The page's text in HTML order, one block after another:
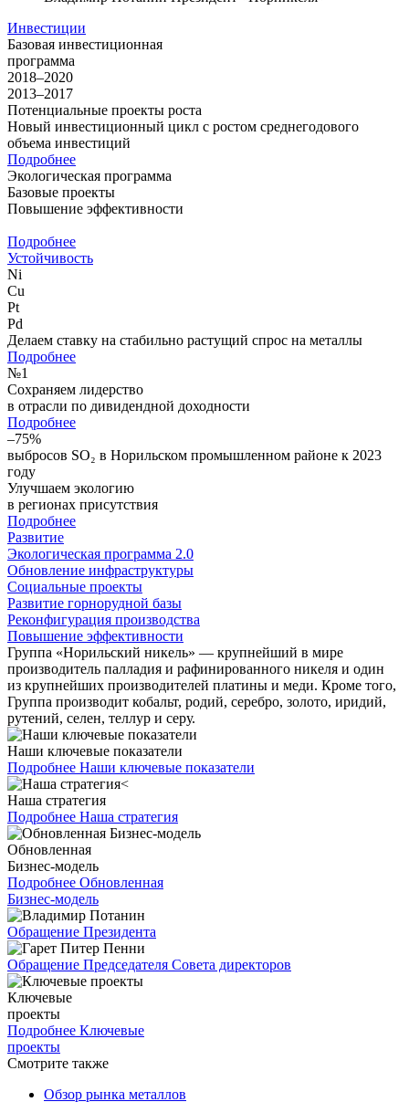
Инвестиции
Базовая инвестиционная
программа
2018–2020
2013–2017
Потенциальные проекты роста
Новый инвестиционный цикл с ростом среднегодового
объема инвестиций
Подробнее
Экологическая программа
Базовые проекты
Повышение эффективности
Подробнее
Устойчивость
Ni
Cu
Pt
Pd
Делаем ставку на стабильно растущий спрос на металлы
Подробнее
№1
Сохраняем лидерство
в отрасли по дивидендной доходности
Подробнее
–75%
выбросов SO₂ в Норильском промышленном районе к 2023
году
Улучшаем экологию
в регионах присутствия
Подробнее
Развитие
Экологическая программа 2.0
Обновление инфраструктуры
Социальные проекты
Развитие горнорудной базы
Реконфигурация производства
Повышение эффективности
Группа «Норильский никель» — крупнейший в мире
производитель палладия и рафинированного никеля и один
из крупнейших производителей платины и меди. Кроме того,
Группа производит кобальт, родий, серебро, золото, иридий,
рутений, селен, теллур и серу.
Наши ключевые показатели
Подробнее Наши ключевые показатели
Наша стратегия
Подробнее Наша стратегия
Обновленная
Бизнес-модель
Подробнее Обновленная
Бизнес-модель
Обращение Президента
Обращение Председателя Совета директоров
Ключевые
проекты
Подробнее Ключевые
проекты
Смотрите также
Обзор рынка металлов